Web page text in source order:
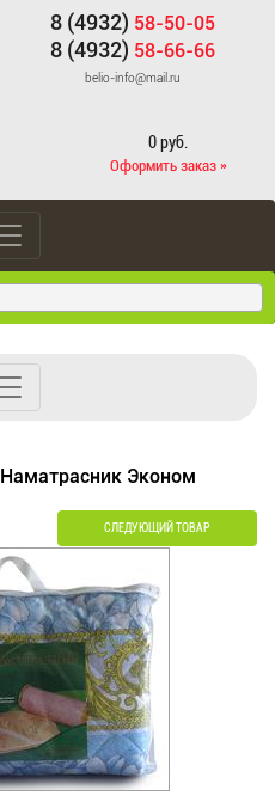
8 (4932) 58-50-05
8 (4932) 58-66-66
belio-info@mail.ru
0 руб.
Оформить заказ »
Наматрасник Эконом
СЛЕДУЮЩИЙ ТОВАР